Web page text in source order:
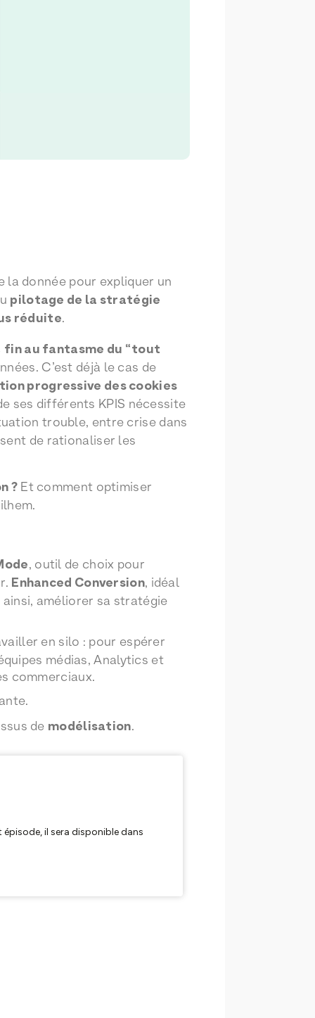
la donnée pour expliquer un
pilotage de la stratégie
réduite.
fin au fantasme du “tout
C’est déjà le cas de
progressive des cookies
ses différents KPIS nécessite
trouble, entre crise dans
de rationaliser les
?Et comment optimiser
, outil de choix pour
Enhanced Conversion, idéal
améliorer sa stratégie
en silo : pour espérer
médias, Analytics et
commerciaux.
de modélisation.